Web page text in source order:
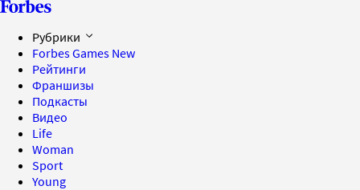
Рубрики
Forbes Games New
Рейтинги
Франшизы
Подкасты
Видео
Life
Woman
Sport
Young